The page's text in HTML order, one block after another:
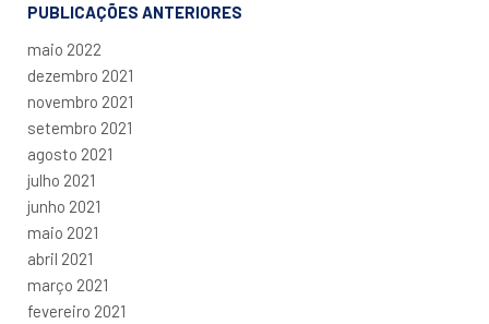
PUBLICAÇÕES ANTERIORES
maio 2022
dezembro 2021
novembro 2021
setembro 2021
agosto 2021
julho 2021
junho 2021
maio 2021
abril 2021
março 2021
fevereiro 2021